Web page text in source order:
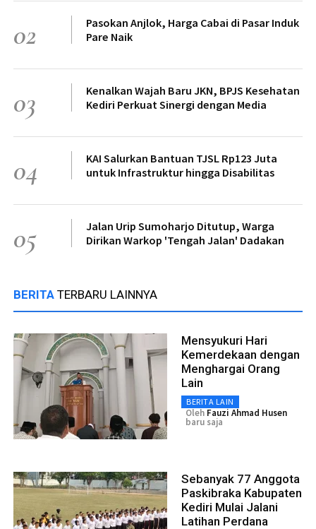
02
Pasokan Anjlok, Harga Cabai di Pasar Induk
Pare Naik
03
Kenalkan Wajah Baru JKN, BPJS Kesehatan
Kediri Perkuat Sinergi dengan Media
04
KAI Salurkan Bantuan TJSL Rp123 Juta
untuk Infrastruktur hingga Disabilitas
05
Jalan Urip Sumoharjo Ditutup, Warga
Dirikan Warkop 'Tengah Jalan' Dadakan
BERITA TERBARU LAINNYA
Mensyukuri Hari
Kemerdekaan dengan
Menghargai Orang
Lain
BERITA LAIN
Oleh Fauzi Ahmad Husen
baru saja
Sebanyak 77 Anggota
Paskibraka Kabupaten
Kediri Mulai Jalani
Latihan Perdana